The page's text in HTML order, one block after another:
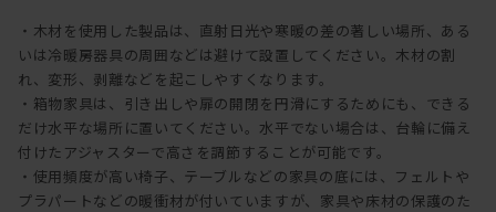
・木材を使用した製品は、直射日光や寒暖の差の著しい場所、ある
いは冷暖房器具の周囲などは避けて設置してください。木材の割
れ、変形、剥離などを起こしやすくなります。
・箱物家具は、引き出しや扉の開閉を円滑にするためにも、できる
だけ水平な場所に置いてください。水平でない場合は、台輪に備え
付けたアジャスターで高さを調節することが可能です。
・使用頻度が高い椅子、テーブルなどの家具の底には、フェルトや
プラパートなどの暖衝材が付いていますが、家具や床材の保護のた